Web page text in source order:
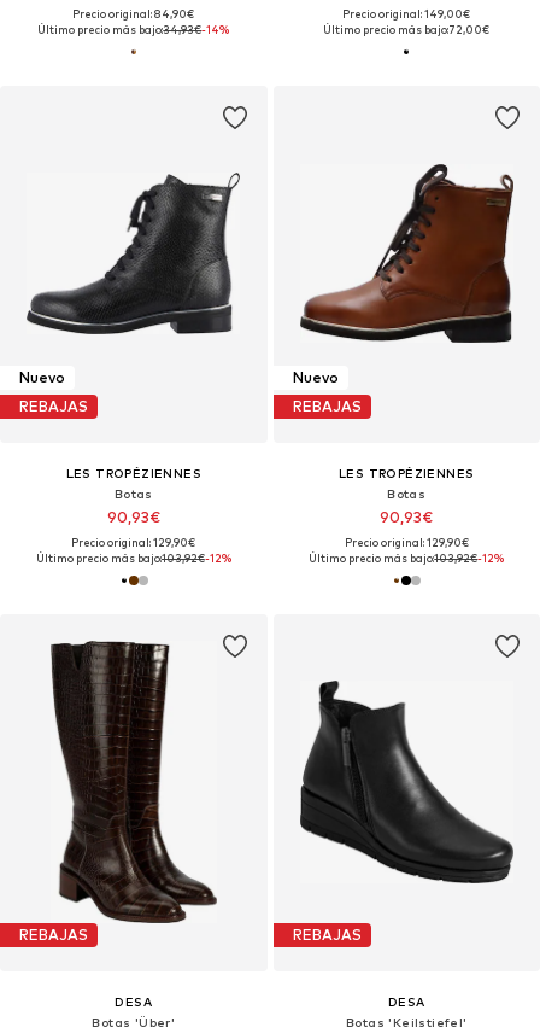
Precio original: 84,90€
Último precio más bajo:34,93€-14%
Precio original: 149,00€
Último precio más bajo:72,00€
Nuevo
REBAJAS
LES TROPÉZIENNES
Botas
90,93€
Precio original: 129,90€
Último precio más bajo:103,92€-12%
Nuevo
REBAJAS
LES TROPÉZIENNES
Botas
90,93€
Precio original: 129,90€
Último precio más bajo:103,92€-12%
REBAJAS
DESA
Botas 'Über'
REBAJAS
DESA
Botas 'Keilstiefel'